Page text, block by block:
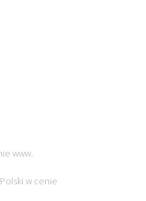
www.
w cenie